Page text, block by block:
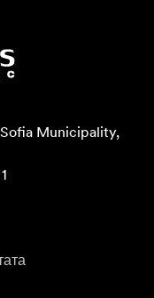
Municipality,